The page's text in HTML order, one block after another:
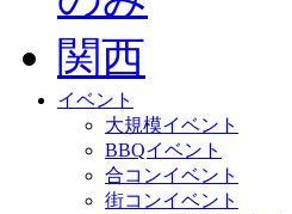
イベント
大規模イベント
BBQイベント
合コンイベント
街コンイベント